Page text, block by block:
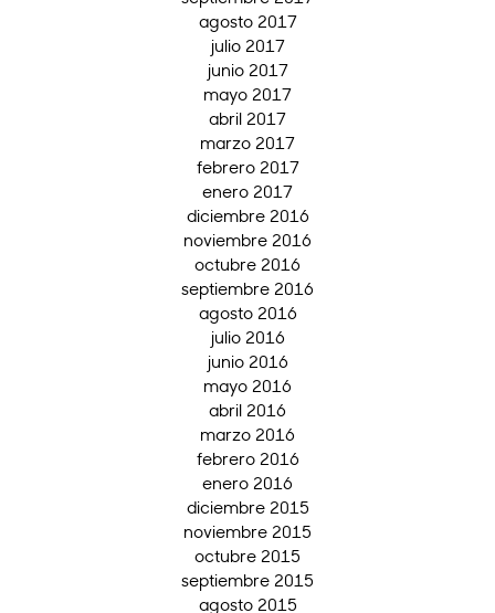
agosto 2017
julio 2017
junio 2017
mayo 2017
abril 2017
marzo 2017
febrero 2017
enero 2017
diciembre 2016
noviembre 2016
octubre 2016
septiembre 2016
agosto 2016
julio 2016
junio 2016
mayo 2016
abril 2016
marzo 2016
febrero 2016
enero 2016
diciembre 2015
noviembre 2015
octubre 2015
septiembre 2015
agosto 2015